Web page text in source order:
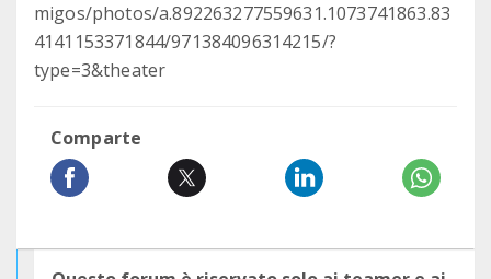
migos/photos/a.892263277559631.1073741863.83
4141153371844/971384096314215/?
type=3&theater
Comparte